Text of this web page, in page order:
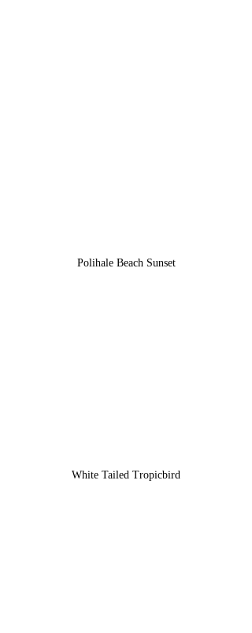
Polihale Beach Sunset
White Tailed Tropicbird